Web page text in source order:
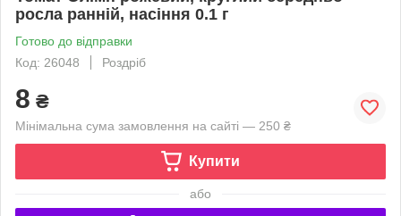
росла ранній, насіння 0.1 г
Готово до відправки
Код: 26048
Роздріб
8 ₴
Мінімальна сума замовлення на сайті — 250 ₴
Купити
або